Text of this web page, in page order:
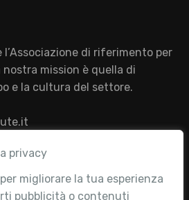
privacy
migliorare la tua esperienza
pubblicità o contenuti
di riferimento per
nostra mission è quella di
e la cultura del settore.